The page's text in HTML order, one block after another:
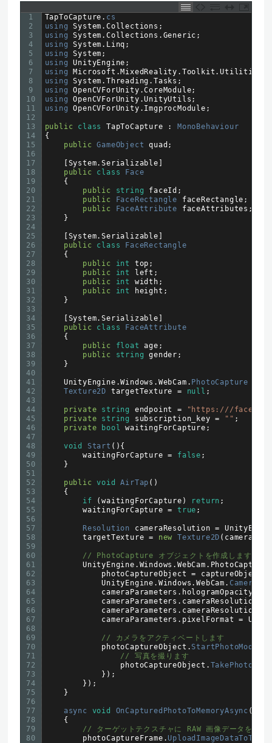
1
2
3
4
5
6
7
8
9
10
11
12
13
14
15
16
17
18
19
20
21
22
23
24
25
26
27
28
29
30
31
32
33
34
35
36
37
38
39
40
41
42
43
44
45
46
47
48
49
50
51
52
53
54
55
56
57
58
59
60
61
62
63
64
65
66
67
68
69
70
71
72
73
74
75
76
77
78
79
80
TapToCapture . cs
using System .Collections ;
using System .Collections . Generic ;
using System . Linq ;
using System ;
using UnityEngine ;
using Microsoft .MixedReality . Toolkit .Utilities
using System .Threading .Tasks ;
using OpenCVForUnity .CoreModule;
using OpenCVForUnity .UnityUtils ;
using OpenCVForUnity . ImgprocModule ;
public class TapToCapture :
MonoBehaviour
{
public
GameObject quad ;
[System.Serializable ]
public
class
Face
{
public
string faceId ;
public
FaceRectangle faceRectangle ;
public
FaceAttribute faceAttributes ;
}
[System.Serializable ]
public
class
FaceRectangle
{
public
int top ;
public
int left ;
public
int width ;
public
int height ;
}
[System.Serializable ]
public
class
FaceAttribute
{
public
float age ;
public
string gender ;
}
UnityEngine .Windows . WebCam . PhotoCapture
Texture2D targetTexture = null ;
private string endpoint =
"https:///face/
private
string subscription_key = "" ;
private
bool waitingForCapture ;
void Start ( ) {
waitingForCapture
= false ;
}
public void AirTap ( )
{
if
(waitingForCapture ) return ;
waitingForCapture
= true ;
Resolution cameraResolution =
targetTexture = new Texture2D (
// PhotoCapture オブジェクトを作成します
UnityEngine . Windows .WebCam . PhotoCapture
photoCaptureObject
= captureObject
UnityEngine . Windows .WebCam .
cameraParameters . hologramOpacity
cameraParameters .
cameraParameters .
cameraParameters . pixelFormat =
// カメラをアクティベートします
photoCaptureObject .
// 写真を撮ります
photoCaptureObject .
} ) ;
} ) ;
}
async void OnCapturedPhotoToMemoryAsync (
{
// ターゲットテクスチャに RAW 画像データをコピ
photoCaptureFrame .